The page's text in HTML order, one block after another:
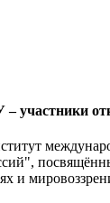
участники
и